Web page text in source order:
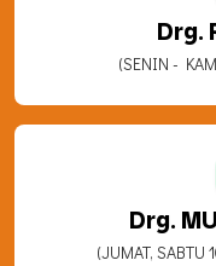
Drg.
(SENIN -
Drg.
(JUMAT, SABTU